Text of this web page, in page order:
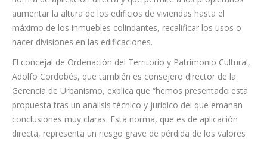
tiene, como objetivo principal, proteger estos bienes ante una
norma de aplicación directa y que permite a los propietarios
aumentar la altura de los edificios de viviendas hasta el
máximo de los inmuebles colindantes, recalificar los usos o
hacer divisiones en las edificaciones.
El concejal de Ordenación del Territorio y Patrimonio Cultural,
Adolfo Cordobés, que también es consejero director de la
Gerencia de Urbanismo, explica que “hemos presentado esta
propuesta tras un análisis técnico y jurídico del que emanan